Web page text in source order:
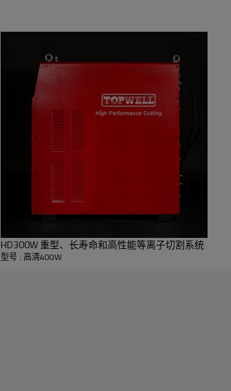
45毫米
80mm
厚度
40mm
40mm
HD300W 重型、长寿命和高性能等离子切割系统
型号 : 高清400W